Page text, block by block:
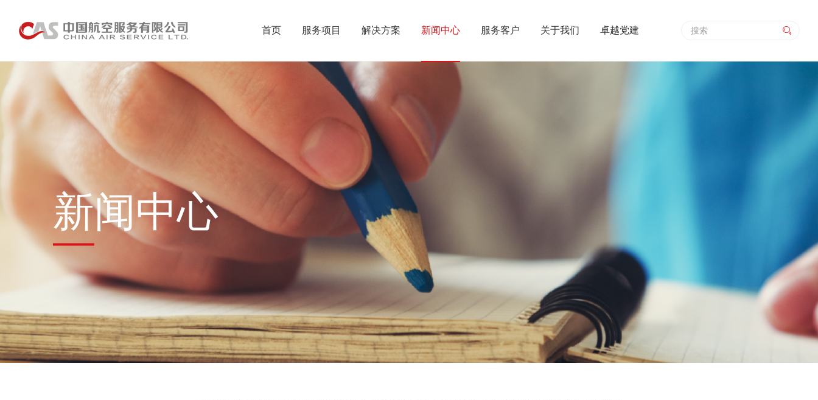
首页 服务项目 解决方案 新闻中心 服务客户 关于我们 卓越党建
新闻中心